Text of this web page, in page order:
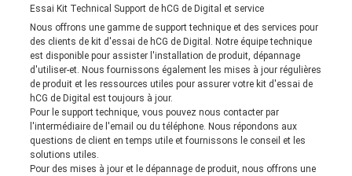
Essai Kit Technical Support de hCG de Digital et service
Nous offrons une gamme de support technique et des services pour
des clients de kit d'essai de hCG de Digital. Notre équipe technique
est disponible pour assister l'installation de produit, dépannage
d'utiliser-et. Nous fournissons également les mises à jour régulières
de produit et les ressources utiles pour assurer votre kit d'essai de
hCG de Digital est toujours à jour.
Pour le support technique, vous pouvez nous contacter par
l'intermédiaire de l'email ou du téléphone. Nous répondons aux
questions de client en temps utile et fournissons le conseil et les
solutions utiles.
Pour des mises à jour et le dépannage de produit, nous offrons une